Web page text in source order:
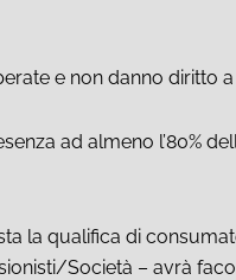
e non danno diritto
ad almeno l’80%
la qualifica di
Società – avrà